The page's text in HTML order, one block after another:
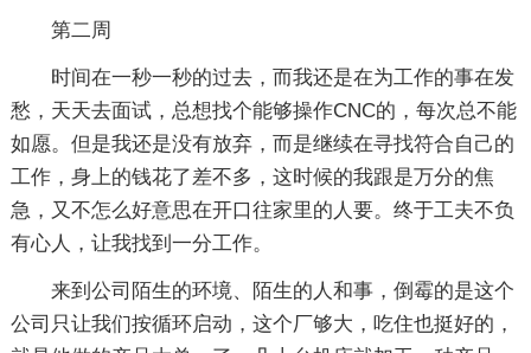
第二周
时间在一秒一秒的过去，而我还是在为工作的事在发
愁，天天去面试，总想找个能够操作CNC的，每次总不能
如愿。但是我还是没有放弃，而是继续在寻找符合自己的
工作，身上的钱花了差不多，这时候的我跟是万分的焦
急，又不怎么好意思在开口往家里的人要。终于工夫不负
有心人，让我找到一分工作。
来到公司陌生的环境、陌生的人和事，倒霉的是这个
公司只让我们按循环启动，这个厂够大，吃住也挺好的，